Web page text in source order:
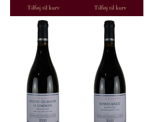
Tilføj til kurv Tilføj til kurv